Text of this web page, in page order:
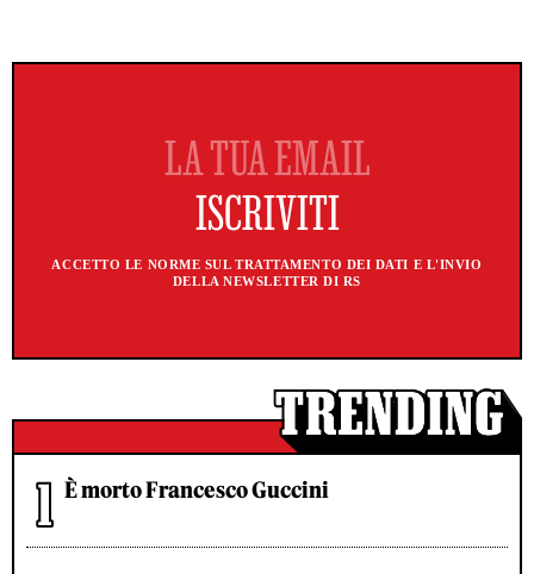
ACCETTO LE NORME SUL TRATTAMENTO DEI DATI E L'INVIO
DELLA NEWSLETTER DI RS
È morto Francesco Guccini